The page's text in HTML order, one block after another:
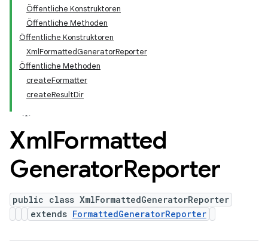
Öffentliche Konstruktoren
Öffentliche Methoden
Öffentliche Konstruktoren
XmlFormattedGeneratorReporter
Öffentliche Methoden
createFormatter
createResultDir
XmlFormatted
GeneratorReporter
public class XmlFormattedGeneratorReporter
extends FormattedGeneratorReporter